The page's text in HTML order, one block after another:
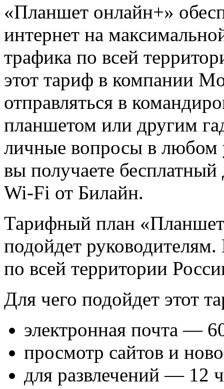
«Планшет онлайн+»
интернет на
трафика по всей
этот тариф в компании
отправляться в
планшетом или другим
личные вопросы в любом
вы получаете
Wi-Fi от Билайн.
Тарифный план
подойдет
по всей территории
Для чего подойдет этот
электронная почта —
просмотр сайтов и
для развлечений — 12